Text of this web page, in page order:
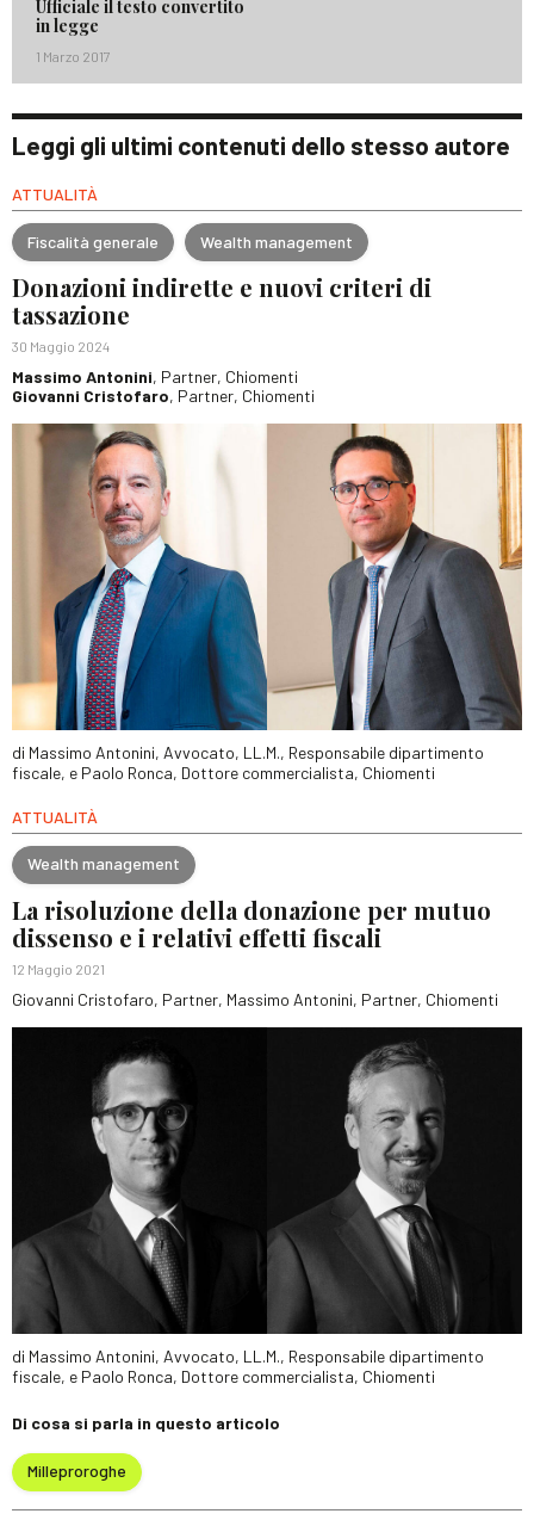
Ufficiale il testo convertito
in legge
1 Marzo 2017
Leggi gli ultimi contenuti dello stesso autore
ATTUALITÀ
Fiscalità generale Wealth management
Donazioni indirette e nuovi criteri di
tassazione
30 Maggio 2024
Massimo Antonini, Partner, Chiomenti
Giovanni Cristofaro, Partner, Chiomenti
di Massimo Antonini, Avvocato, LL.M., Responsabile dipartimento
fiscale, e Paolo Ronca, Dottore commercialista, Chiomenti
ATTUALITÀ
Wealth management
La risoluzione della donazione per mutuo
dissenso e i relativi effetti fiscali
12 Maggio 2021
Giovanni Cristofaro, Partner, Massimo Antonini, Partner, Chiomenti
di Massimo Antonini, Avvocato, LL.M., Responsabile dipartimento
fiscale, e Paolo Ronca, Dottore commercialista, Chiomenti
Di cosa si parla in questo articolo
Milleproroghe